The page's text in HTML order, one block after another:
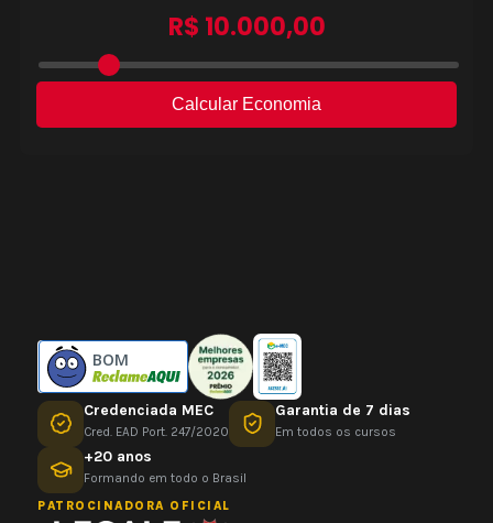
BOM
Credenciada MEC
Cred. EAD Port. 247/2020
Garantia de 7 dias
Em todos os cursos
+20 anos
Formando em todo o Brasil
PATROCINADORA OFICIAL